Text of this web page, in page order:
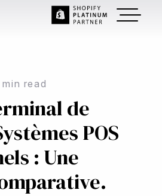
min read
de
POS
: Une